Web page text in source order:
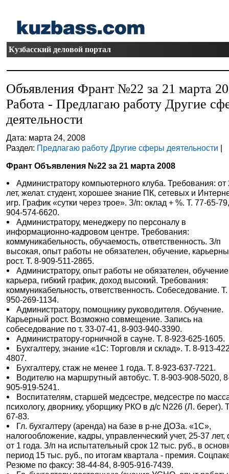
Кузбасский деловой портал
Объявления Франт №22 за 21 марта
Работа - Предлагаю работу Другие
деятельности
Дата: марта 24, 2008
Раздел: Предлагаю работу Другие сферы деятельности |
Франт Объявления №22 за 21 марта 2008
Администратору компьютерного клуба. Требования: от
лет, желат. студент, хорошее знание ПК, сетевых и
игр. График «сутки через трое». З/п: оклад + %. Т. 77-65-
904-574-6620.
Администратору, менеджеру по персоналу в
информационно-кадровом центре. Требования:
коммуникабельность, обучаемость, ответственность. З/п
высокая, опыт работы не обязателен, обучение,
рост. Т. 8-909-511-2865.
Администратору, опыт работы не обязателен,
карьера, гибкий график, доход высокий. Требования:
коммуникабельность, ответственность. Собеседование.
950-269-1134.
Администратору, помощнику руководителя. Обучение.
Карьерный рост. Возможно совмещение. Запись на
собеседование по т. 33-07-41, 8-903-940-3390.
Администратору-горничной в сауне. Т. 8-923-625-1605.
Бухгалтеру, знание «1С: Торговля и склад». Т. 8-913-
4807.
Бухгалтеру, стаж не менее 1 года. Т. 8-923-637-7221.
Водителю на маршрутный автобус. Т. 8-903-908-5020,
905-919-5241.
Воспитателям, старшей медсестре, медсестре по
психологу, дворнику, уборщику РКО в д/с N226 (Л. берег).
67-83.
Гл. бухгалтеру (аренда) на базе в р-не ДОЗа. «1С»,
налогообложение, кадры, управленческий учет, 25-37 лет,
от 1 года. З/п на испытательный срок 12 тыс. руб., в
период 15 тыс. руб., по итогам квартала - премия.
Резюме по факсу: 38-44-84, 8-905-916-7439.